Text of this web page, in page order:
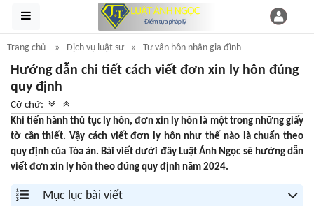
Trang chủ Dịch vụ luật sư Tư vấn hôn nhân gia đình
Hướng dẫn chi tiết cách viết đơn xin ly hôn đúng
quy định
Cỡ chữ:
Khi tiến hành thủ tục ly hôn, đơn xin ly hôn là một trong những giấy
tờ cần thiết. Vậy cách viết đơn ly hôn như thế nào là chuẩn theo
quy định của Tòa án. Bài viết dưới đây Luật Ánh Ngọc sẽ hướng dẫn
viết đơn xin ly hôn theo đúng quy định năm 2024.
Mục lục bài viết